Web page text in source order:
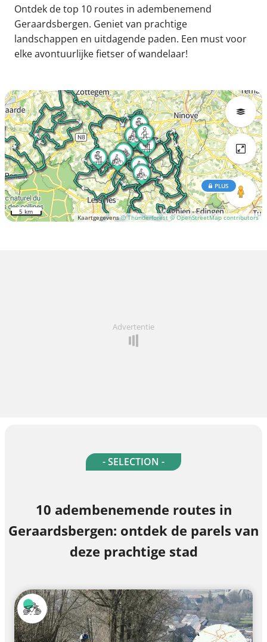
Ontdek de top 10 routes in adembenemend
Geraardsbergen. Geniet van prachtige
landschappen en uitdagende paden. Een must voor
elke avontuurlijke fietser of wandelaar!
Kaartgegevens© Thunderforest © OpenStreetMap contributors
PLUS
5 km
Advertentie
- SELECTION -
10 adembenemende routes in
Geraardsbergen: ontdek de parels van
deze prachtige stad